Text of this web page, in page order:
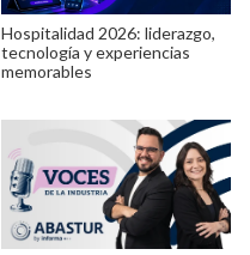
Hospitalidad 2026: liderazgo,
tecnología y experiencias
memorables